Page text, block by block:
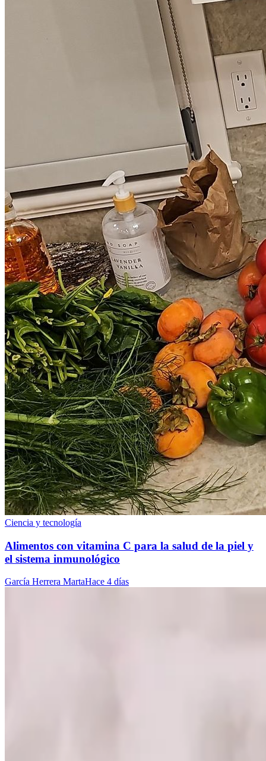
Ciencia y tecnología
Alimentos con vitamina C para la salud de la piel y
el sistema inmunológico
García Herrera MartaHace 4 días